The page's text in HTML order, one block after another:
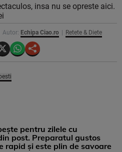
insa nu se opreste aici.
Autor: Echipa Ciao.ro Retete & Diete
pentru zilele cu
post. Preparatul gustos
rapid și este plin de savoare